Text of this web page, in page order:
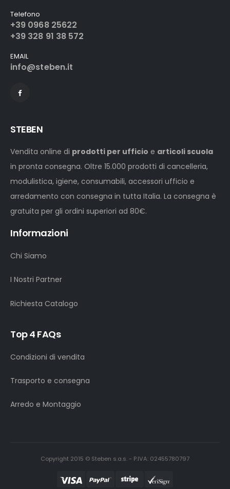
Telefono
+39 0968 25622
+39 328 91 38 572
EMAIL
info@steben.it
STEBEN
Vendita online di prodotti per ufficio e articoli scuola
in pronta consegna. Oltre 15.000 prodotti di cancelleria,
modulistica, igiene, consumabili, accessori ufficio e
arredamento con consegna in tutta Italia. La consegna è
gratuita per gli ordini superiori ad 80€.
Informazioni
Chi Siamo
I Nostri Partner
Richiesta Catalogo
Top 4 FAQs
Condizioni di vendita
Trasporto e consegna
Arredo e Montaggio
Copyright 2015 © Steben s.a.s. - P.IVA: 02455780797